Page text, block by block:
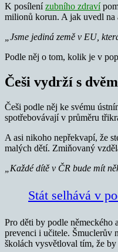
K posílenízubního zdraví
milionů korun. A jak uvedl na
„Jsme jediná země v EU,
Podle něj o tom, kolik je v
Češi vydrží s
Češi podle něj ke svému
spotřebovávají v průměru
A asi nikoho nepřekvapí, že
malých dětí. Zmiňovaný
„Každé dítě v ČR bude mít
Stát selhává v
Pro děti by podle německého
prevenci i učitele. Šmuclerův
školách vysvětloval tím, že